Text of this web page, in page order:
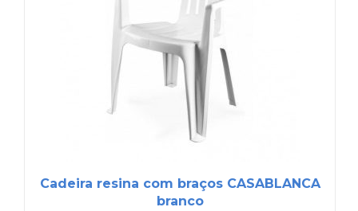
Cadeira resina com braços CASABLANCA
branco